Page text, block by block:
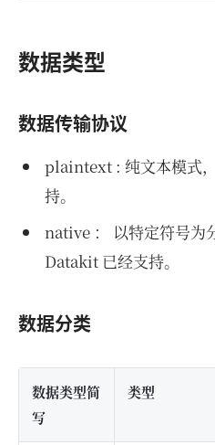
数据类型
数据传输协议
plaintext : 纯文本模式
持。
native ： 以特定符号为
Datakit 已经支持。
数据分类
数据类型简
写
类型